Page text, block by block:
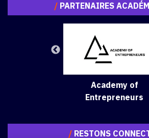
/PARTENAIRES
Academy of
Entrepreneurs
/RESTONS